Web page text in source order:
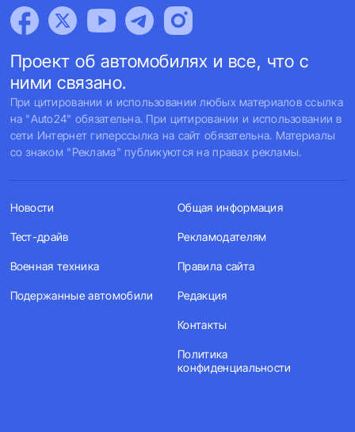
Проект об автомобилях и все, что с
ними связано.
При цитировании и использовании любых материалов ссылка
на "Auto24" обязательна. При цитировании и использовании в
сети Интернет гиперссылка на сайт обязательна. Материалы
со знаком "Реклама" публикуются на правах рекламы.
Новости
Тест-драйв
Военная техника
Подержанные автомобили
Общая информация
Рекламодателям
Правила сайта
Редакция
Контакты
Политика
конфиденциальности